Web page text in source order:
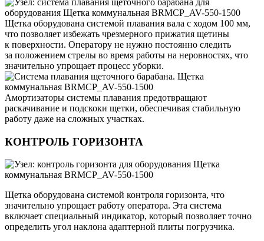
Щетка оборудована системой плавания вала с ходом 100 мм,
что позволяет избежать чрезмерного прижатия щетины
к поверхности. Оператору не нужно постоянно следить
за положением стрелы во время работы на неровностях, что
значительно упрощает процесс уборки.
Амортизаторы системы плавания предотвращают
раскачивание и подскоки щетки, обеспечивая стабильную
работу даже на сложных участках.
КОНТРОЛЬ ГОРИЗОНТА
Щетка оборудована системой контроля горизонта, что
значительно упрощает работу оператора. Эта система
включает специальный индикатор, который позволяет точно
определить угол наклона адаптерной плиты погрузчика.